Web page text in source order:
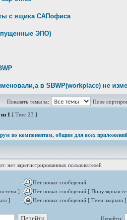
с ящика САПофиса
ЭПО)
в SBWP(workplace) не
Показать темы за: Поле
из 1 [ Тем: 23 ]
по компонентам, общим для всех приложений
нет зарегистрированных пользователей
Нет новых сообщений
тема ]
Нет новых сообщений [ Популярная
]
Нет новых сообщений [ Тема закрыта ]
Перейти: